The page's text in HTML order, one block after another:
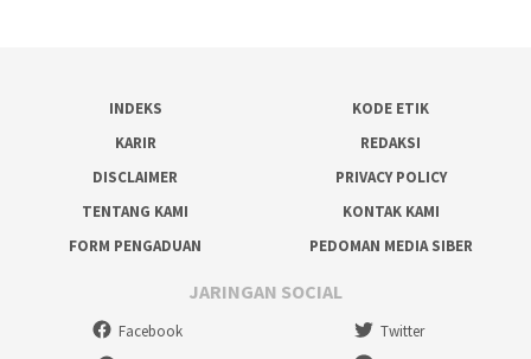
INDEKS
KODE ETIK
KARIR
REDAKSI
DISCLAIMER
PRIVACY POLICY
TENTANG KAMI
KONTAK KAMI
FORM PENGADUAN
PEDOMAN MEDIA SIBER
JARINGAN SOCIAL
Facebook
Twitter